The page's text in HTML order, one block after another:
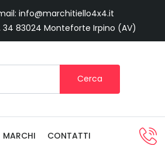
info@marchitiello4x4.it
34 83024 Monteforte Irpino (AV)
Cerca
MARCHI CONTATTI